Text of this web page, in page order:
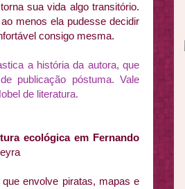
sua vida algo transitório.
menos ela pudesse decidir
consigo mesma.
a história da autora, que
publicação póstuma. Vale
de literatura.
ecológica em Fernando
envolve piratas, mapas e